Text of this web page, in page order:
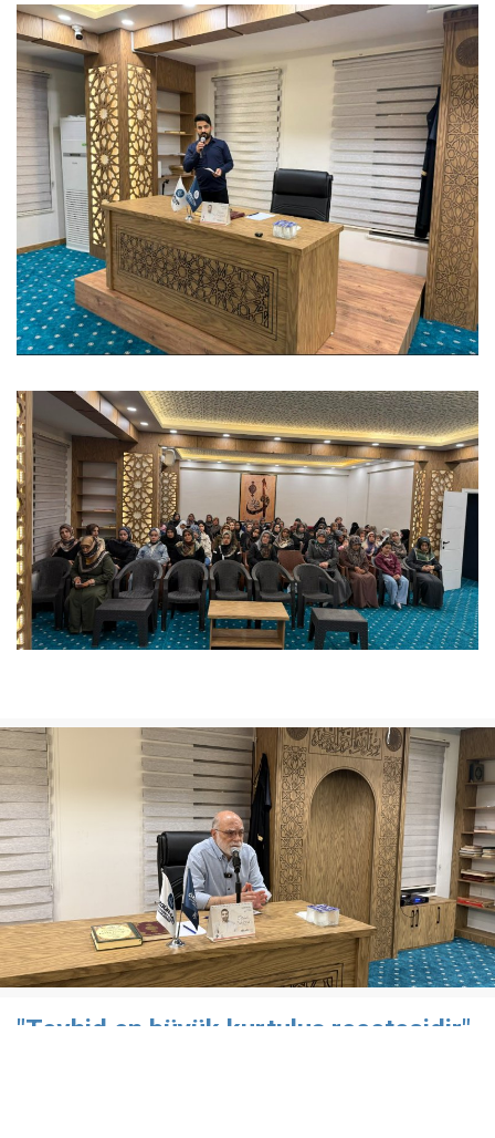
"Tevhid en büyük kurtuluş reçetesidir"